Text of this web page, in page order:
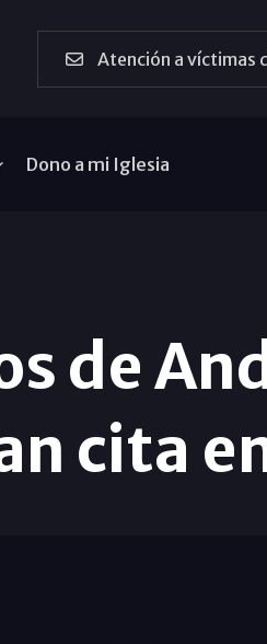
Atención a víctimas
Dono a mi Iglesia
de
cita